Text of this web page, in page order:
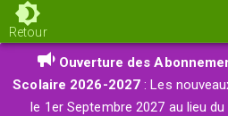
Retour
Ouverture des
Scolaire 2026-2027 : Les
le 1er Septembre 2027 au lieu